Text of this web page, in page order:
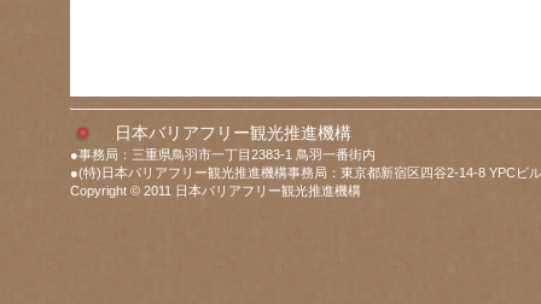
日本バリアフリー観光推進機構
●事務局：三重県鳥羽市一丁目2383-1 鳥羽一番街内
●(特)日本バリアフリー観光推進機構事務局：東京都新宿区四谷2-14-8 YPCビ
Copyright © 2011 日本バリアフリー観光推進機構